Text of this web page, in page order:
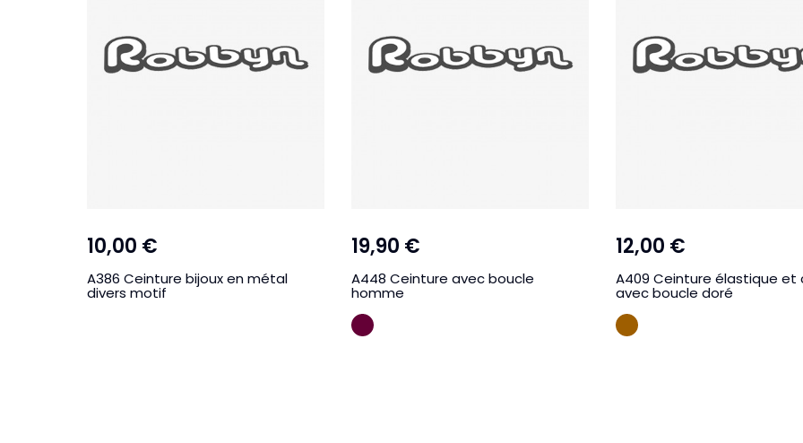
10,00 €
A386 Ceinture bijoux en métal
divers motif
19,90 €
A448 Ceinture avec boucle
homme
LIE DE VIN
12,00 €
A409 Ceinture élastique et
avec boucle doré
CAMEL